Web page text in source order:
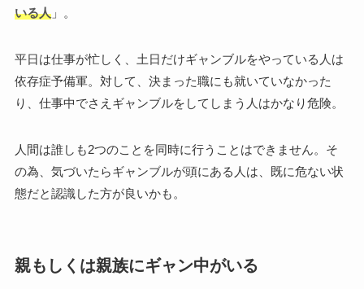
いる人」。
平日は仕事が忙しく、土日だけギャンブルをやっている人は
依存症予備軍。対して、決まった職にも就いていなかった
り、仕事中でさえギャンブルをしてしまう人はかなり危険。
人間は誰しも2つのことを同時に行うことはできません。そ
の為、気づいたらギャンブルが頭にある人は、既に危ない状
態だと認識した方が良いかも。
親もしくは親族にギャン中がいる